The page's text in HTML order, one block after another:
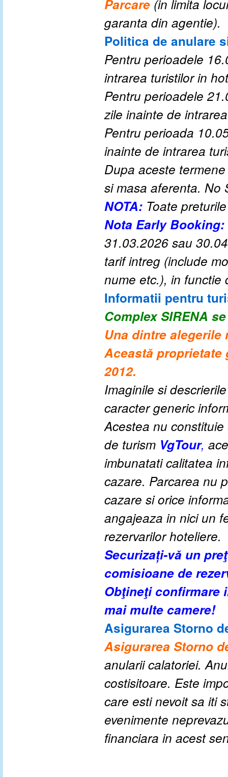
Parcare (in limita
garanta din agentie).
Politica de anulare
Pentru perioadele
intrarea turistilor in
Pentru perioadele
zile inainte de
Pentru perioada
inainte de intrarea
Dupa aceste
si masa aferenta. No
NOTA: Toate
Nota Early Booking:
31.03.2026 sau
tarif intreg (include
nume etc.), in functie
Informatii pentru
Complex SIRENA
Una dintre
Această proprietate
2012.
Imaginile si
caracter generic
Acestea nu
de turism VgTour,
imbunatati calitatea
cazare. Parcarea nu
cazare si orice
angajeaza in nici un
rezervarilor hoteliere.
Securizați-vă un
comisioane de
Obţineţi confirmare
mai multe camere!
Asigurarea Storno
Asigurarea Storno
anularii calatoriei.
costisitoare. Este
care esti nevoit sa iti
evenimente
financiara in acest